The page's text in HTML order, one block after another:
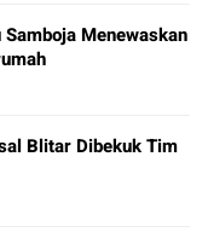
Menewaskan
Blitar Dibekuk Tim